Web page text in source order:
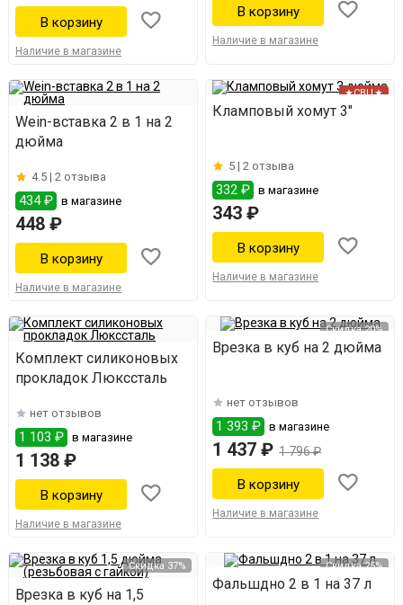
Наличие в магазине
Наличие в магазине
Wein-вставка 2 в 1 на 2
дюйма
4.5 | 2 отзыва
434 ₽ в магазине
448 ₽
Наличие в магазине
★СВЦ★
Кламповый хомут 3"
5 |2 отзыва
332 ₽ в магазине
343 ₽
Наличие в магазине
Комплект силиконовых
прокладок Люкссталь
нет отзывов
1 103 ₽ в магазине
1 138 ₽
Наличие в магазине
Скидка 20%
Врезка в куб на 2 дюйма
нет отзывов
1 393 ₽ в магазине
1 437 ₽ 1 796 ₽
Наличие в магазине
Скидка 37%
Врезка в куб на 1,5
Скидка 25%
Фальшдно 2 в 1 на 37 л